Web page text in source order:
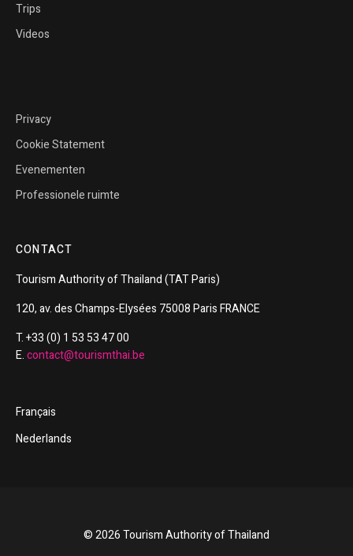
Trips
Videos
Privacy
Cookie Statement
Evenementen
Professionele ruimte
CONTACT
TourismAuthority ofThailand(TAT Paris)
120, av. des Champs-Elysées 75008 Paris FRANCE
T. +33 (0) 1 53 53 47 00
E.contact@tourismthai.be
Français
Nederlands
© 2026 Tourism Authority of Thailand